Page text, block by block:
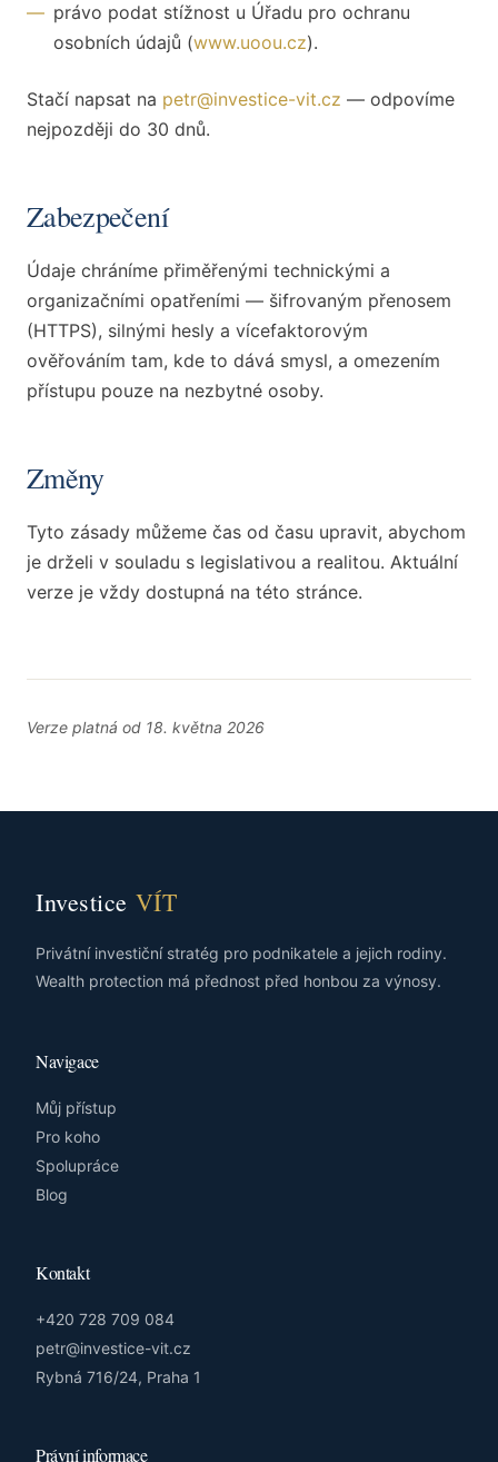
— právo podat stížnost u Úřadu pro ochranu
osobních údajů (www.uoou.cz).
Stačí napsat na petr@investice-vit.cz — odpovíme
nejpozději do 30 dnů.
Zabezpečení
Údaje chráníme přiměřenými technickými a
organizačními opatřeními — šifrovaným přenosem
(HTTPS), silnými hesly a vícefaktorovým
ověřováním tam, kde to dává smysl, a omezením
přístupu pouze na nezbytné osoby.
Změny
Tyto zásady můžeme čas od času upravit, abychom
je drželi v souladu s legislativou a realitou. Aktuální
verze je vždy dostupná na této stránce.
Verze platná od 18. května 2026
Investice VÍT
Privátní investiční stratég pro podnikatele a jejich rodiny.
Wealth protection má přednost před honbou za výnosy.
Navigace
Můj přístup
Pro koho
Spolupráce
Blog
Kontakt
+420 728 709 084
petr@investice-vit.cz
Rybná 716/24, Praha 1
Právní informace